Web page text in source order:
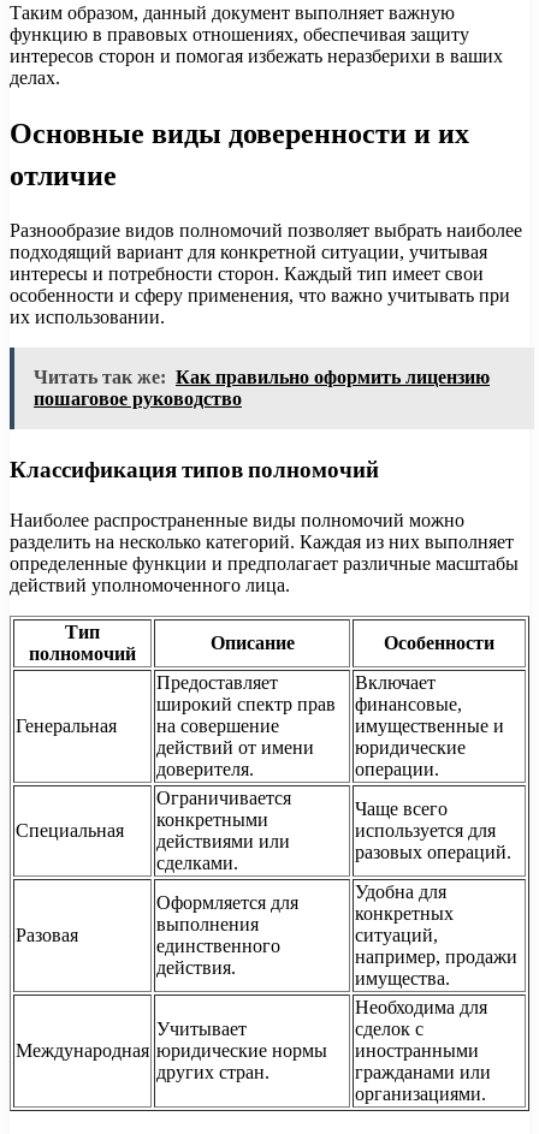
Таким образом, данный документ выполняет важную
функцию в правовых отношениях, обеспечивая защиту
интересов сторон и помогая избежать неразберихи в ваших
делах.
Основные виды доверенности и их
отличие
Разнообразие видов полномочий позволяет выбрать наиболее
подходящий вариант для конкретной ситуации, учитывая
интересы и потребности сторон. Каждый тип имеет свои
особенности и сферу применения, что важно учитывать при
их использовании.
Читать так же: Как правильно оформить лицензию
пошаговое руководство
Классификация типов полномочий
Наиболее распространенные виды полномочий можно
разделить на несколько категорий. Каждая из них выполняет
определенные функции и предполагает различные масштабы
действий уполномоченного лица.
Тип
полномочий
Описание Особенности
Генеральная
Предоставляет
широкий спектр прав
на совершение
действий от имени
доверителя.
Включает
финансовые,
имущественные и
юридические
операции.
Специальная
Ограничивается
конкретными
действиями или
сделками.
Чаще всего
используется для
разовых операций.
Разовая
Оформляется для
выполнения
единственного
действия.
Удобна для
конкретных
ситуаций,
например, продажи
имущества.
Международная
Учитывает
юридические нормы
других стран.
Необходима для
сделок с
иностранными
гражданами или
организациями.